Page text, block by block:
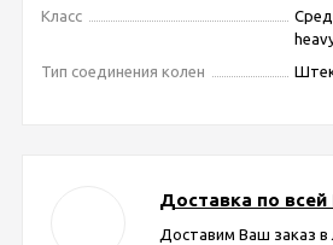
Класс
Тип соединения колен
Доставка по всей
Доставим Ваш заказ